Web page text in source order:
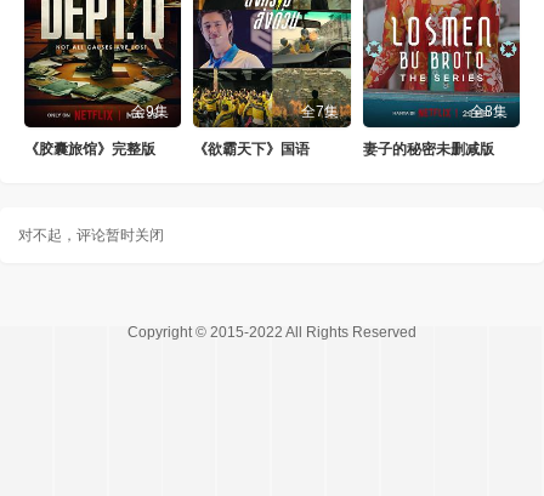
全9集
《胶囊旅馆》完整版
全7集
《欲霸天下》国语
全8集
妻子的秘密未删减版
对不起，评论暂时关闭
Copyright © 2015-2022 All Rights Reserved